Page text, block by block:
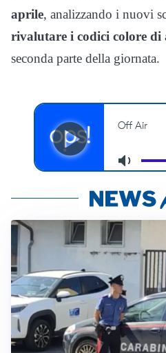
aprile, analizzando i nuovi
rivalutare i codici colore di
seconda parte della giornata.